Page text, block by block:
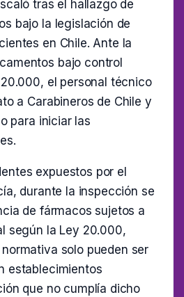
tras el hallazgo de
bajo la legislación de
en Chile. Ante la
bajo control
el personal técnico
a Carabineros de Chile y
para iniciar las
expuestos por el
durante la inspección se
de fármacos sujetos a
según la Ley 20.000,
solo pueden ser
establecimientos
que no cumplía dicho